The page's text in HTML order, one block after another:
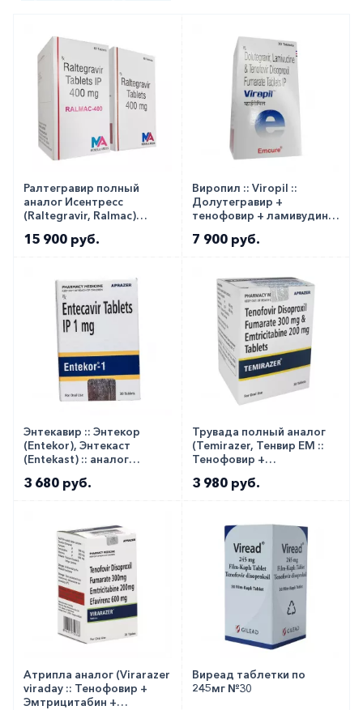
Ралтегравир полный
аналог Исентресс
(Raltegravir, Ralmac)
15 900 руб.
Виропил :: Viropil ::
Долутегравир +
тенофовир + ламивудин
7 900 руб.
Энтекавир :: Энтекор
(Entekor), Энтекаст
(Entekast) :: аналог
3 680 руб.
Трувада полный аналог
(Temirazer, Тенвир ЕМ ::
Тенофовир +
300+200мг №30
3 980 руб.
Атрипла аналог (Virarazer
viraday :: Тенофовир +
Эмтрицитабин +
Виреад таблетки по
245мг №30